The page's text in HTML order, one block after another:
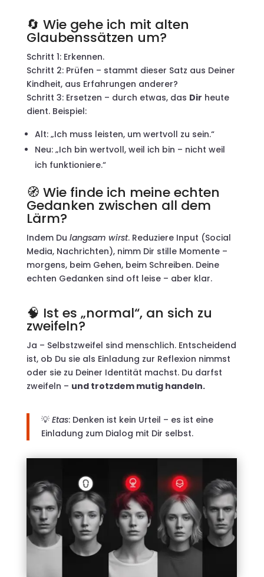
🔄 Wie gehe ich mit alten
Glaubenssätzen um?
Schritt 1: Erkennen.
Schritt 2: Prüfen – stammt dieser Satz aus Deiner
Kindheit, aus Erfahrungen anderer?
Schritt 3: Ersetzen – durch etwas, das Dir heute
dient. Beispiel:
Alt: „Ich muss leisten, um wertvoll zu sein.“
Neu: „Ich bin wertvoll, weil ich bin – nicht weil
ich funktioniere.“
🧭 Wie finde ich meine echten
Gedanken zwischen all dem
Lärm?
Indem Du langsam wirst. Reduziere Input (Social
Media, Nachrichten), nimm Dir stille Momente –
morgens, beim Gehen, beim Schreiben. Deine
echten Gedanken sind oft leise – aber klar.
🧠 Ist es „normal“, an sich zu
zweifeln?
Ja – Selbstzweifel sind menschlich. Entscheidend
ist, ob Du sie als Einladung zur Reflexion nimmst
oder sie zu Deiner Identität machst. Du darfst
zweifeln – und trotzdem mutig handeln.
💡 Etas: Denken ist kein Urteil – es ist eine
Einladung zum Dialog mit Dir selbst.